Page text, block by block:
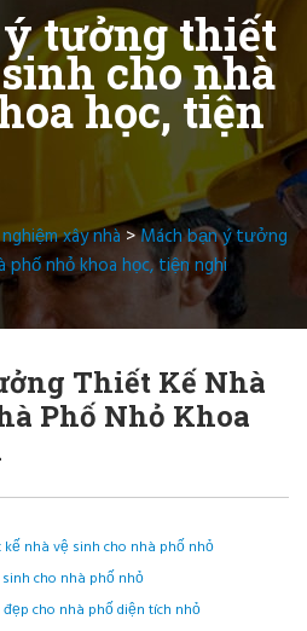
tưởng thiết
cho nhà
học, tiện
xây nhà>Mách bạn ý tưởng
nhỏ khoa học, tiện nghi
Thiết Kế Nhà
Phố Nhỏ Khoa
nhà vệ sinh cho nhà phố nhỏ
cho nhà phố nhỏ
cho nhà phố diện tích nhỏ